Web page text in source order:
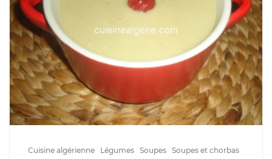
Cuisine algérienne Légumes Soupes Soupes et chorbas